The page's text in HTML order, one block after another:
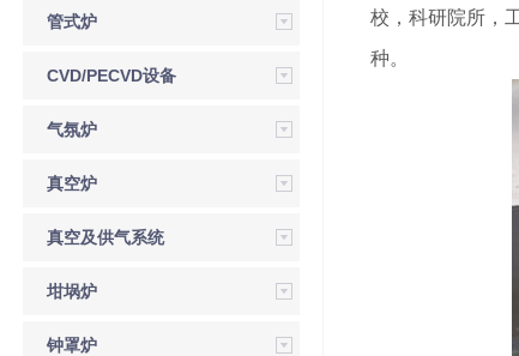
管式炉
CVD/PECVD设备
气氛炉
真空炉
真空及供气系统
坩埚炉
钟罩炉
校，科研院所，
种。